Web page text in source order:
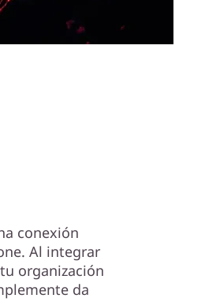
conexión
Al integrar
organización
da